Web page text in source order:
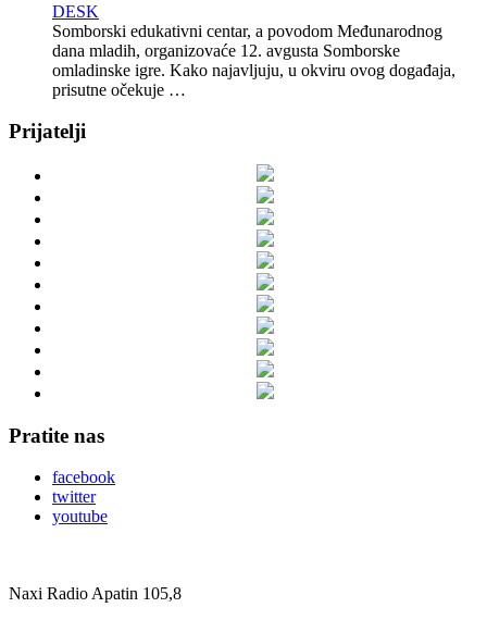
DESK
Somborski edukativni centar, a povodom Međunarodnog
dana mladih, organizovaće 12. avgusta Somborske
omladinske igre. Kako najavljuju, u okviru ovog događaja,
prisutne očekuje …
Prijatelji
Pratite nas
facebook
twitter
youtube
Naxi Radio Apatin 105,8